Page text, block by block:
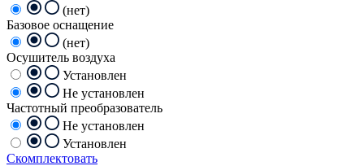
(нет)
Базовое оснащение
(нет)
Осушитель воздуха
Установлен
Не установлен
Частотный преобразователь
Не установлен
Установлен
Скомплектовать